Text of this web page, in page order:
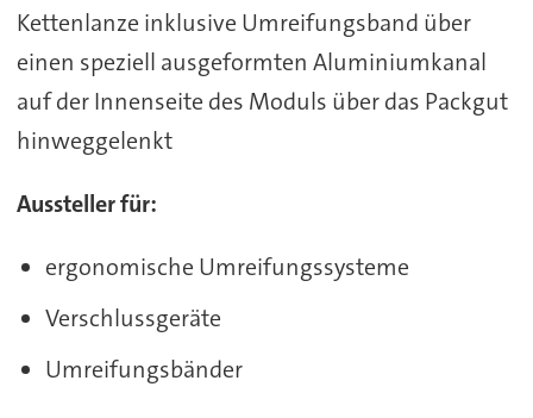
Kettenlanze inklusive Umreifungsband über
einen speziell ausgeformten Aluminiumkanal
auf der Innenseite des Moduls über das Packgut
hinweggelenkt
Aussteller für:
ergonomische Umreifungssysteme
Verschlussgeräte
Umreifungsbänder